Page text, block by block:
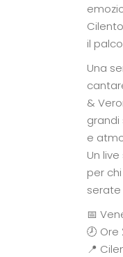
il
Una
&
grandi
e
Un
per
serate
📅
🕗 Ore
📍